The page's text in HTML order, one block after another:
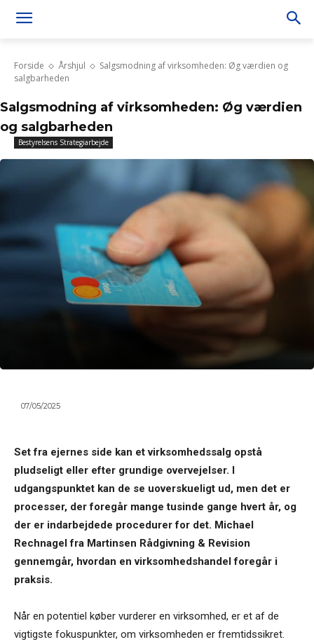
Forside Årshjul
Salgsmodning af virksomheden: Øg værdien og
salgbarheden
Salgsmodning af virksomheden: Øg værdien
og salgbarheden
Bestyrelsens Strategiarbejde
07/05/2025
Set fra ejernes side kan et virksomhedssalg opstå
pludseligt eller efter grundige overvejelser. I
udgangspunktet kan de se uoverskueligt ud, men det er
processer, der foregår mange tusinde gange hvert år, og
der er indarbejdede procedurer for det. Michael
Rechnagel fra Martinsen Rådgivning & Revision
gennemgår, hvordan en virksomhedshandel foregår i
praksis.
Når en potentiel køber vurderer en virksomhed, er et af de
vigtigste fokuspunkter, om virksomheden er fremtidssikret.